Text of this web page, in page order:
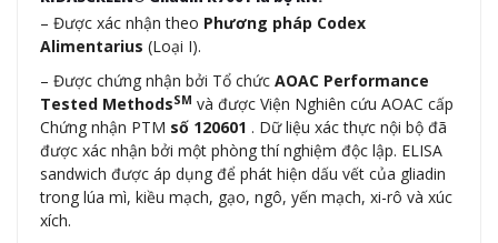
– Được xác nhận theo Phương pháp Codex
Alimentarius (Loại I).
– Được chứng nhận bởi Tổ chức AOAC Performance
Tested MethodsSM và được Viện Nghiên cứu AOAC cấp
Chứng nhận PTM số 120601 . Dữ liệu xác thực nội bộ đã
được xác nhận bởi một phòng thí nghiệm độc lập. ELISA
sandwich được áp dụng để phát hiện dấu vết của gliadin
trong lúa mì, kiều mạch, gạo, ngô, yến mạch, xi-rô và xúc
xích.